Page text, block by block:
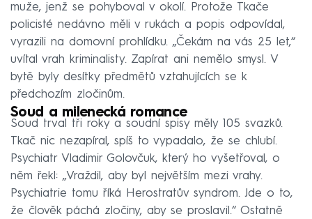
muže, jenž se pohyboval v okolí. Protože Tkače
policisté nedávno měli v rukách a popis odpovídal,
vyrazili na domovní prohlídku. „Čekám na vás 25 let,“
uvítal vrah kriminalisty. Zapírat ani nemělo smysl. V
bytě byly desítky předmětů vztahujících se k
předchozím zločinům.
Soud a milenecká romance
Soud trval tři roky a soudní spisy měly 105 svazků.
Tkač nic nezapíral, spíš to vypadalo, že se chlubí.
Psychiatr Vladimir Golovčuk, který ho vyšetřoval, o
něm řekl: „Vraždil, aby byl největším mezi vrahy.
Psychiatrie tomu říká Herostratův syndrom. Jde o to,
že člověk páchá zločiny, aby se proslavil.“ Ostatně